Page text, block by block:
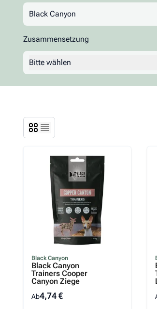
Wolfsblut
Black Canyon
Zusammensetzung
Bitte wählen
Black Canyon
Black Canyon
Trainers Cooper
Canyon Ziege
Ab4,74 €